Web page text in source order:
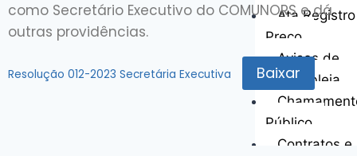
Ata
Preço
Avisos de
Assembleia
Público
Contratos e
como Secretário Executivo do COMUNORS e dá
outras providências.
Resolução 012-2023 Secretária Executiva Baixar